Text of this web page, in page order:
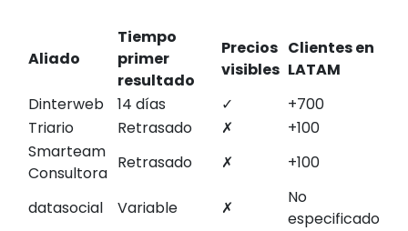
Aliado
Tiempo
primer
resultado
Precios
visibles
Clientes en
LATAM
Dinterweb
14 días ✓
+700
Triario
Retrasado ✗
+100
Smarteam
Consultora
Retrasado ✗ +100
datasocial Variable ✗
No
especificado